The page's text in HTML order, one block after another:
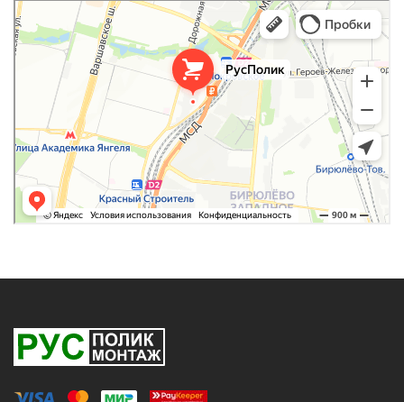
РусПолик
Оргстекло, поликарбонат в Москве
Строительные и отделочные работы в Москве